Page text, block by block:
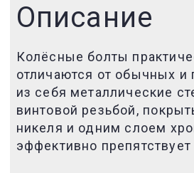
Описание
Колёсные болты
отличаются от обычных и
из себя металлические
винтовой резьбой,
никеля и одним слоем
эффективно